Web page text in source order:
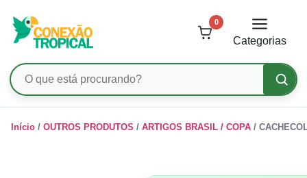
Pesquisar
produtos
0
Categorias
paraInício / OUTROS PRODUTOS / ARTIGOS BRASIL / COPA /